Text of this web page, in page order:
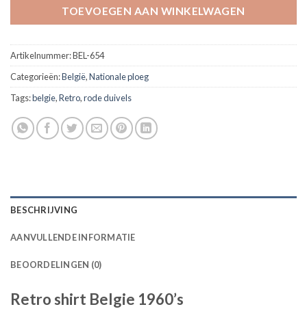
TOEVOEGEN AAN WINKELWAGEN
Artikelnummer:BEL-654
Categorieën:België,Nationale ploeg
Tags:belgie,Retro,rode duivels
BESCHRIJVING
AANVULLENDE INFORMATIE
BEOORDELINGEN (0)
Retro shirt Belgie 1960’s